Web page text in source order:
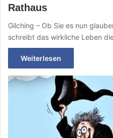
Rathaus
Gilching – Ob Sie es nun
schreibt das wirkliche Leben
Weiterlesen